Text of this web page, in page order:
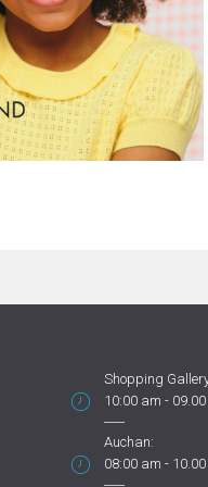
Shopping
10:00 am -
Auchan:
08:00 am -